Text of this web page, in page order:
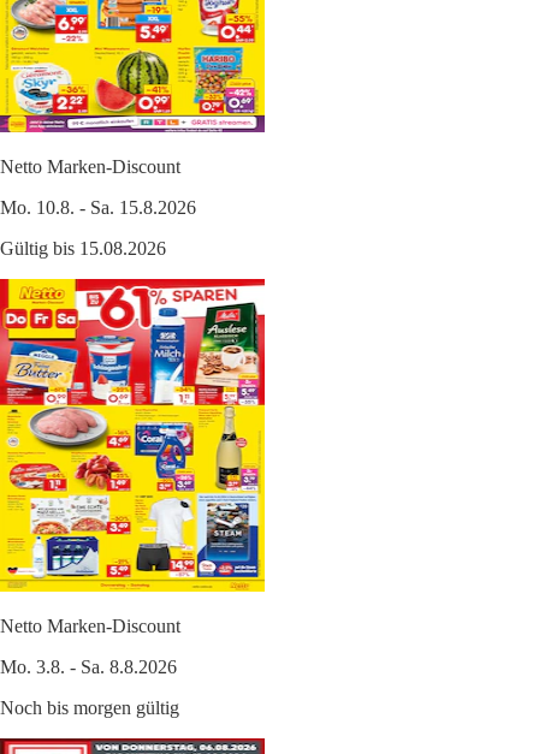
Netto Marken-Discount
Mo. 10.8. - Sa. 15.8.2026
Gültig bis 15.08.2026
Netto Marken-Discount
Mo. 3.8. - Sa. 8.8.2026
Noch bis morgen gültig